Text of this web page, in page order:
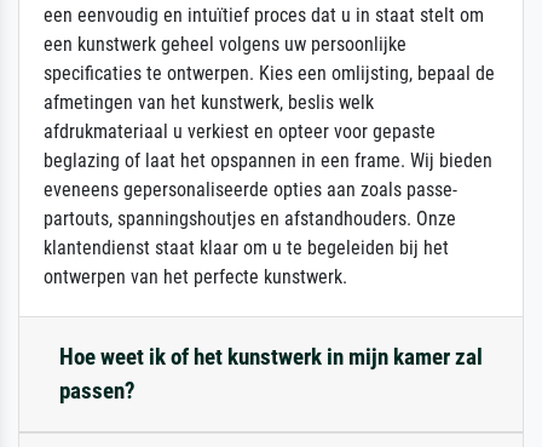
een eenvoudig en intuïtief proces dat u in staat stelt om
een kunstwerk geheel volgens uw persoonlijke
specificaties te ontwerpen. Kies een omlijsting, bepaal de
afmetingen van het kunstwerk, beslis welk
afdrukmateriaal u verkiest en opteer voor gepaste
beglazing of laat het opspannen in een frame. Wij bieden
eveneens gepersonaliseerde opties aan zoals passe-
partouts, spanningshoutjes en afstandhouders. Onze
klantendienst staat klaar om u te begeleiden bij het
ontwerpen van het perfecte kunstwerk.
Hoe weet ik of het kunstwerk in mijn kamer zal
passen?